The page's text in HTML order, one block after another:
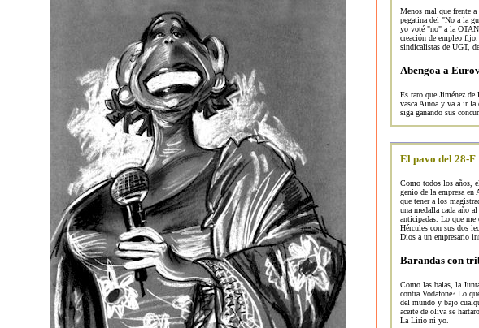
Menos mal que frente
pegatina del "No a la
yo voté "no" a la
creación de empleo
sindicalistas de UGT,
Abengoa a
Es raro que Jiménez
vasca Ainoa y va a ir la
siga ganando sus
El pavo del 28-F
Como todos los años,
genio de la empresa
que tener a los
una medalla cada año
anticipadas. Lo que me
Hércules con sus dos
Dios a un empresario
Barandas con
Como las balas, la
contra Vodafone? Lo
del mundo y bajo
aceite de oliva se
La Lirio ni yo.